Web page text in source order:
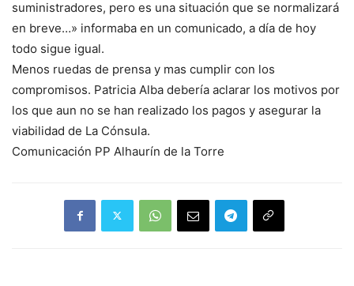
suministradores, pero es una situación que se normalizará
en breve…» informaba en un comunicado, a día de hoy
todo sigue igual.
Menos ruedas de prensa y mas cumplir con los
compromisos. Patricia Alba debería aclarar los motivos por
los que aun no se han realizado los pagos y asegurar la
viabilidad de La Cónsula.
Comunicación PP Alhaurín de la Torre